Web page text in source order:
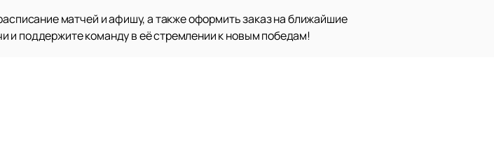
матчей и афишу, а также оформить заказ на ближайшие
и поддержите команду в её стремлении к новым победам!